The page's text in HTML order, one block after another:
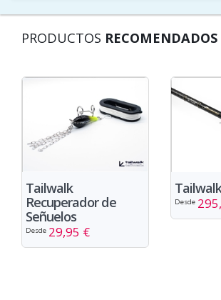
PRODUCTOS RECOMENDADOS
Tailwalk
Recuperador de
Señuelos
Desde 29,95 €
Desde